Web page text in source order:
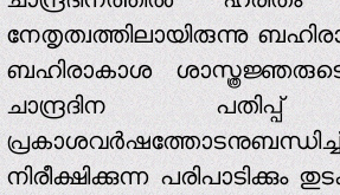
നേതൃത്വത്തിലായിരുന്നു
ബഹിരാകാശ ശാസ്ത്രജ്ഞരുടെ
ചാന്ദ്രദിന പതിപ്പ്
നിരീക്ഷിക്കുന്ന പരിപാടിക്കും